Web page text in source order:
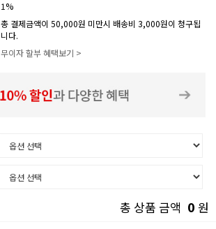
1%
총 결제금액이 50,000원 미만시 배송비 3,000원이 청구됩
니다.
무이자 할부 혜택보기 >
총 상품 금액 0 원